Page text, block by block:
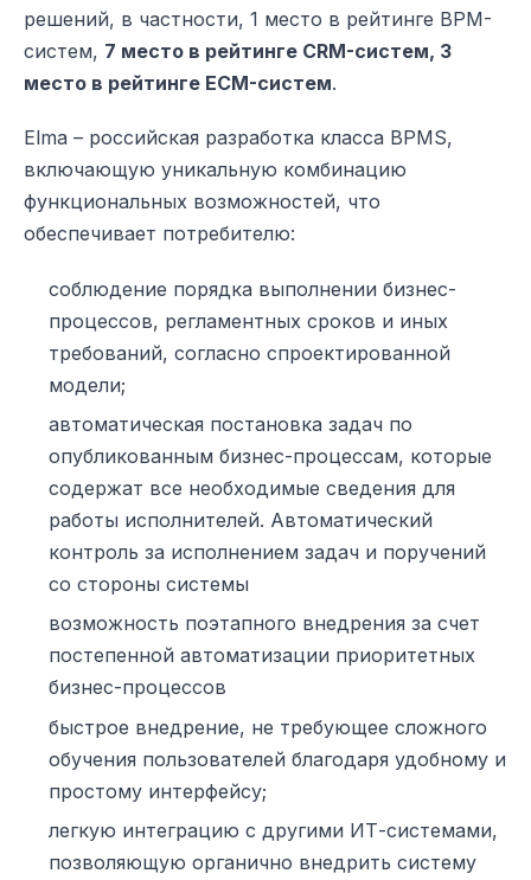
решений, в частности, 1 место в рейтинге BPM-
систем, 7 место в рейтинге CRM-систем, 3
место в рейтинге ECM-систем.
Elma – российская разработка класса BPMS,
включающую уникальную комбинацию
функциональных возможностей, что
обеспечивает потребителю:
соблюдение порядка выполнении бизнес-
процессов, регламентных сроков и иных
требований, согласно спроектированной
модели;
автоматическая постановка задач по
опубликованным бизнес-процессам, которые
содержат все необходимые сведения для
работы исполнителей. Автоматический
контроль за исполнением задач и поручений
со стороны системы
возможность поэтапного внедрения за счет
постепенной автоматизации приоритетных
бизнес-процессов
быстрое внедрение, не требующее сложного
обучения пользователей благодаря удобному и
простому интерфейсу;
легкую интеграцию с другими ИТ-системами,
позволяющую органично внедрить систему